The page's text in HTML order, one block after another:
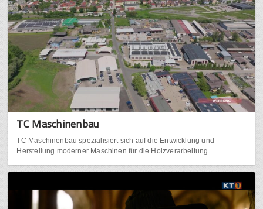
TC Maschinenbau
TC Maschinenbau spezialisiert sich auf die Entwicklung und
Herstellung moderner Maschinen für die Holzverarbeitung